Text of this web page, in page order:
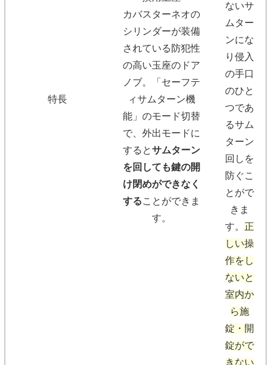
特長
カバスターネオの
シリンダーが装備
されている防犯性
の高い玉座のドア
ノブ。「セーフテ
ィサムターン機
能」のモード切替
で、外出モードに
するとサムターン
を回しても鍵の開
け閉めができなく
することができま
す。
ないサ
ムター
ンにな
り侵入
の手口
のひと
つであ
るサム
ターン
回しを
防ぐこ
とがで
きま
す。 正
しい操
作をし
ないと
室内か
ら施
錠・開
錠がで
きない